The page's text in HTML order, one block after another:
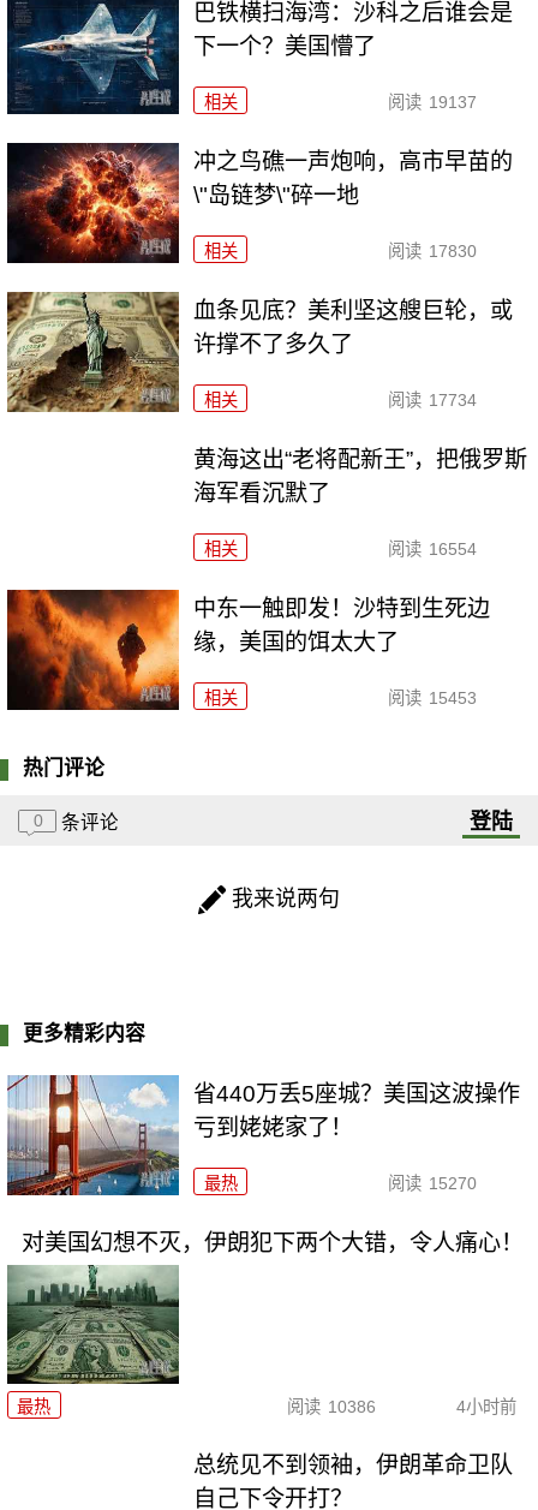
巴铁横扫海湾：沙科之后谁会是
下一个？美国懵了
相关 阅读 19137
冲之鸟礁一声炮响，高市早苗的
\"岛链梦\"碎一地
相关 阅读 17830
血条见底？美利坚这艘巨轮，或
许撑不了多久了
相关 阅读 17734
黄海这出“老将配新王”，把俄罗斯
海军看沉默了
相关 阅读 16554
中东一触即发！沙特到生死边
缘，美国的饵太大了
相关 阅读 15453
热门评论
0 条评论 登陆
我来说两句
更多精彩内容
省440万丢5座城？美国这波操作
亏到姥姥家了！
最热 阅读 15270
对美国幻想不灭，伊朗犯下两个大错，令人痛心！
最热 阅读 10386 4小时前
总统见不到领袖，伊朗革命卫队
自己下令开打？